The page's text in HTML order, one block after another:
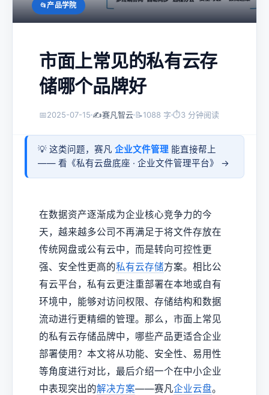
产品学院
市面上常见的私有云存
储哪个品牌好
📅2025-07-15 ✍️赛凡智云 📝1088 字 ⏱3 分钟阅读
💡 这类问题，赛凡 企业文件管理 能直接帮上
—— 看《私有云盘底座 · 企业文件管理平台》 →
在数据资产逐渐成为企业核心竞争力的今
天，越来越多公司不再满足于将文件存放在
传统网盘或公有云中，而是转向可控性更
强、安全性更高的私有云存储方案。相比公
有云平台，私有云更注重部署在本地或自有
环境中，能够对访问权限、存储结构和数据
流动进行更精细的管理。那么，市面上常见
的私有云存储品牌中，哪些产品更适合企业
部署使用？本文将从功能、安全性、易用性
等角度进行对比，最后介绍一个在中小企业
中表现突出的解决方案——赛凡企业云盘。